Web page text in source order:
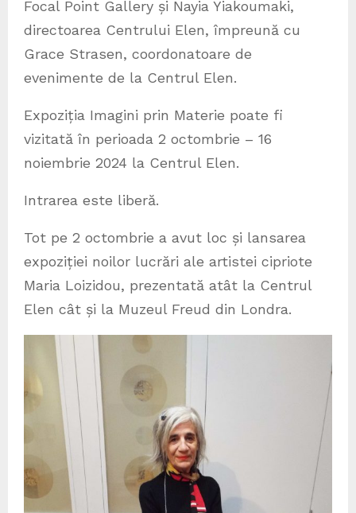
Focal Point Gallery și Nayia Yiakoumaki,
directoarea Centrului Elen, împreună cu
Grace Strasen, coordonatoare de
evenimente de la Centrul Elen.
Expoziția Imagini prin Materie poate fi
vizitată în perioada 2 octombrie – 16
noiembrie 2024 la Centrul Elen.
Intrarea este liberă.
Tot pe 2 octombrie a avut loc și lansarea
expoziției noilor lucrări ale artistei cipriote
Maria Loizidou, prezentată atât la Centrul
Elen cât și la Muzeul Freud din Londra.